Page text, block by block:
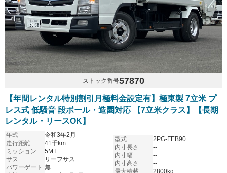
ストック番号57870
【年間レンタル特別割引月極料金設定有】極東製 7立米 プ
レス式 低騒音 段ボール・造園対応 【7立米クラス】【長期
レンタル・リースOK】
年式
令和3年2月
走行距離
41千km
ミッション
5MT
サス
リーフサス
パワーゲート 無
型式
2PG-FEB90
内寸長さ
--
内寸幅
--
内寸高さ
--
最大積載
2800kg